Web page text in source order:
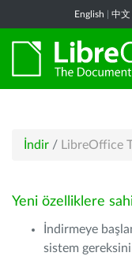
English 中文
İndir / LibreOffice
Yeni özelliklere
İndirmeye
sistem